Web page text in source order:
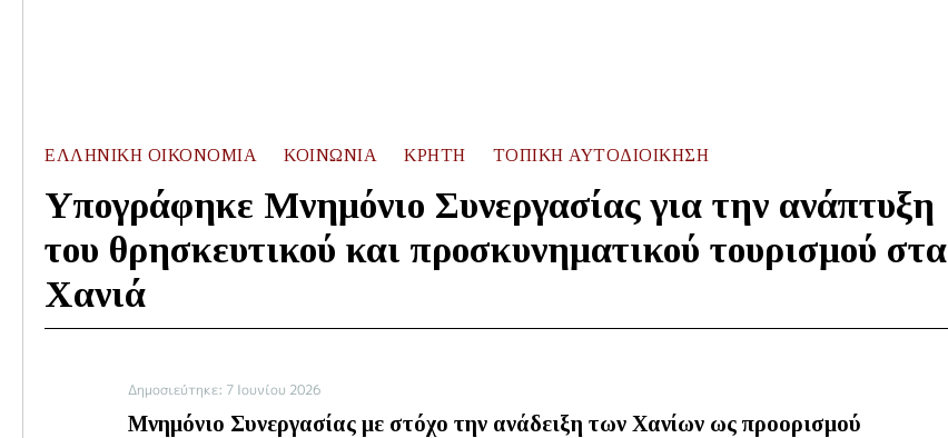
ΕΛΛΗΝΙΚΉ ΟΙΚΟΝΟΜΊΑ ΚΟΙΝΩΝΊΑ ΚΡΉΤΗ ΤΟΠΙΚΉ ΑΥΤΟΔΙΟΊΚΗΣΗ
Υπογράφηκε Μνημόνιο Συνεργασίας για την ανάπτυξη
του θρησκευτικού και προσκυνηματικού τουρισμού στα
Χανιά
Δημοσιεύτηκε: 7 Ιουνίου 2026
Μνημόνιο Συνεργασίας με στόχο την ανάδειξη των Χανίων ως προορισμού